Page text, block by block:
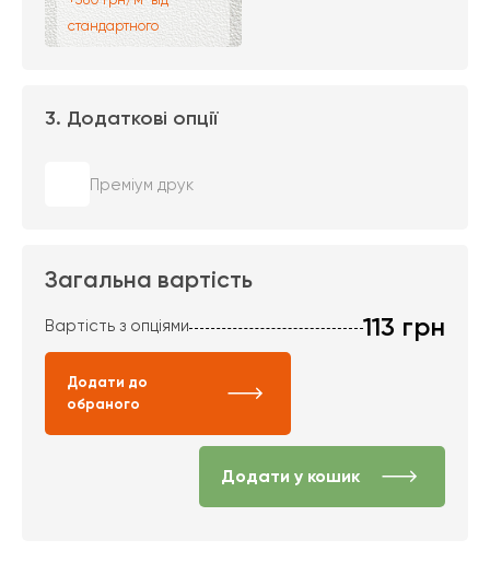
стандартного
3. Додаткові опції
Преміум друк
Загальна вартість
Вартість з опціями 113 грн
Додати до
обраного
Додати у кошик